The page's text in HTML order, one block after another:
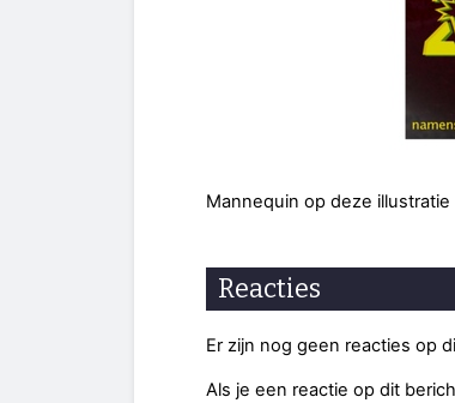
Mannequin op deze illustratie
Reacties
Er zijn nog geen reacties op
Als je een reactie op dit